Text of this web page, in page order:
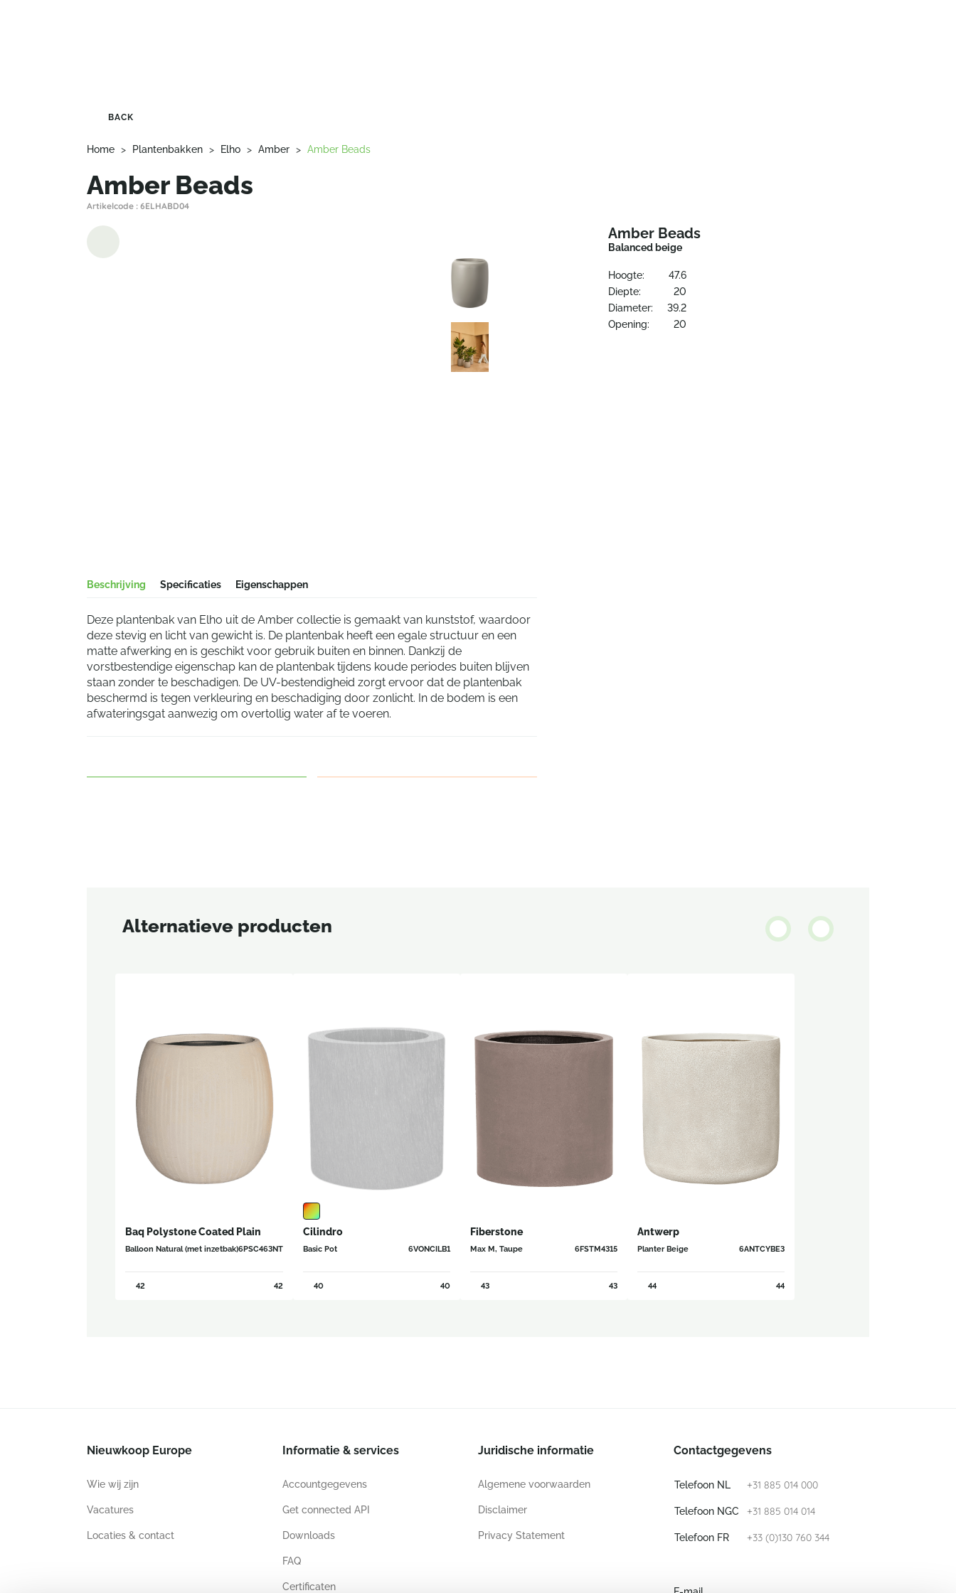
BACK
Home > Plantenbakken > Elho > Amber > Amber Beads
Amber Beads
Artikelcode : 6ELHABD04
Beschrijving Specificaties Eigenschappen
Deze plantenbak van Elho uit de Amber collectie is gemaakt van kunststof, waardoor
deze stevig en licht van gewicht is. De plantenbak heeft een egale structuur en een
matte afwerking en is geschikt voor gebruik buiten en binnen. Dankzij de
vorstbestendige eigenschap kan de plantenbak tijdens koude periodes buiten blijven
staan zonder te beschadigen. De UV-bestendigheid zorgt ervoor dat de plantenbak
beschermd is tegen verkleuring en beschadiging door zonlicht. In de bodem is een
afwateringsgat aanwezig om overtollig water af te voeren.
Amber Beads
Balanced beige
Hoogte:
47.6
Diepte:
20
Diameter:
39.2
Opening:
20
Alternatieve producten
Baq Polystone Coated Plain
Balloon Natural (met inzetbak)6PSC463NT
42 42
Cilindro
Basic Pot 6VONCILB1
40 40
Fiberstone
Max M, Taupe 6FSTM4315
43 43
Antwerp
Planter Beige 6ANTCYBE3
44 44
Nieuwkoop Europe
Wie wij zijn
Vacatures
Locaties & contact
Informatie & services
Accountgegevens
Get connected API
Downloads
FAQ
Certificaten
Juridische informatie
Algemene voorwaarden
Disclaimer
Privacy Statement
Contactgegevens
Telefoon NL +31 885 014 000
Telefoon NGC +31 885 014 014
Telefoon FR +33 (0)130 760 344